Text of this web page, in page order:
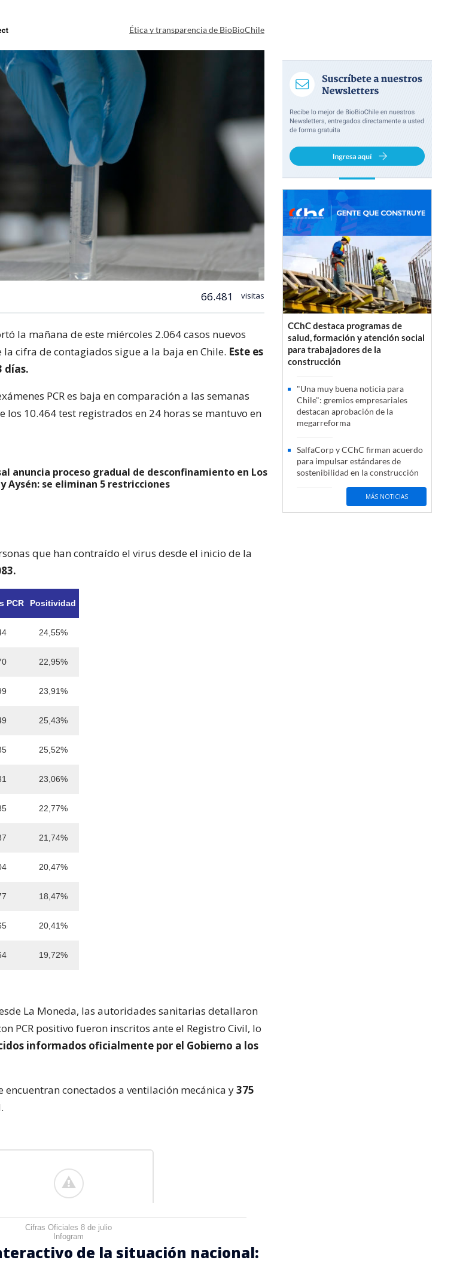
Ética y transparencia de BioBioChile
66.481 visitas
la mañana de este miércoles 2.064 casos nuevos
cifra de contagiados sigue a la baja en Chile. Este es
días.
PCR es baja en comparación a las semanas
10.464 test registrados en 24 horas se mantuvo en
anuncia proceso gradual de desconfinamiento en Los
y Aysén: se eliminan 5 restricciones
que han contraído el virus desde el inicio de la
PCR Positividad
24,55%
22,95%
23,91%
25,43%
25,52%
23,06%
22,77%
21,74%
20,47%
18,47%
20,41%
19,72%
La Moneda, las autoridades sanitarias detallaron
PCR positivo fueron inscritos ante el Registro Civil, lo
informados oficialmente por el Gobierno a los
encuentran conectados a ventilación mecánica y375
Cifras Oficiales 8 de julio
Infogram
de la situación nacional:
CChC destaca programas de
salud, formación y atención social
para trabajadores de la
construcción
"Una muy buena noticia para
Chile": gremios empresariales
destacan aprobación de la
megarreforma
SalfaCorp y CChC firman acuerdo
para impulsar estándares de
sostenibilidad en la construcción
MÁS NOTICIAS